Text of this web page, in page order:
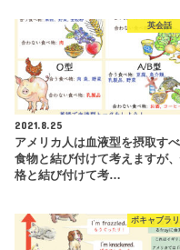
英会話
2021.8.25
アメリカ人は血液型を摂取す
食物と結び付けて考えますが
格と結び付けて考…
ボキャブラ